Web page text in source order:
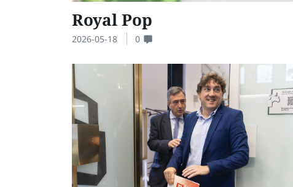
Royal Pop
2026-05-18 0